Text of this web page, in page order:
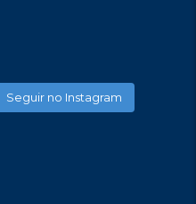
Seguir no Instagram